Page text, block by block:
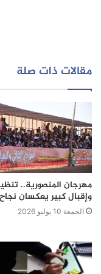
الجمهور حول
توزيع البيض في
يتم توزيع البيض في
لتعريف الأطفال
مغذية تساعد في
تُعقد ورش عمل
الغذائي، حيث
أنشطة تفاعلية
تشمل الأنشطة
مقالات ذات صلة
مهرجان المنصورية..
وإقبال كبير يعكسان نجاح
الجمعة 10 يوليو 2026